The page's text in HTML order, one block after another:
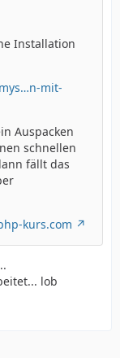
Installation
mit-
Auspacken
schnellen
fällt das
kurs.com
lob